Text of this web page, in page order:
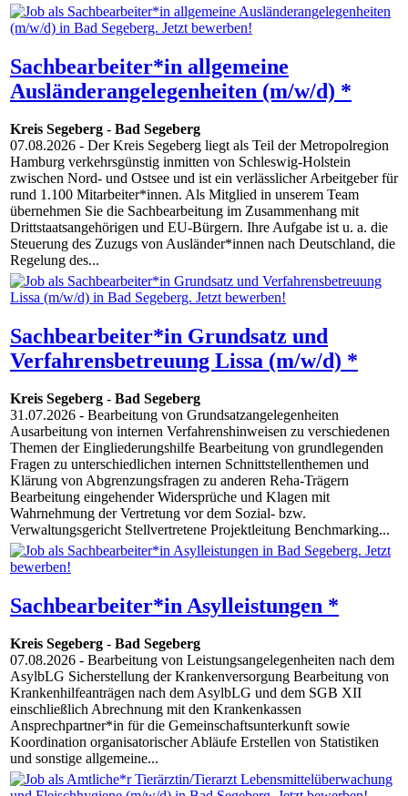
Sachbearbeiter*in allgemeine
Ausländerangelegenheiten (m/w/d) *
Kreis Segeberg - Bad Segeberg
07.08.2026 - Der Kreis Segeberg liegt als Teil der Metropolregion
Hamburg verkehrsgünstig inmitten von Schleswig-Holstein
zwischen Nord- und Ostsee und ist ein verlässlicher Arbeitgeber für
rund 1.100 Mitarbeiter*innen. Als Mitglied in unserem Team
übernehmen Sie die Sachbearbeitung im Zusammenhang mit
Drittstaatsangehörigen und EU-Bürgern. Ihre Aufgabe ist u. a. die
Steuerung des Zuzugs von Ausländer*innen nach Deutschland, die
Regelung des...
Sachbearbeiter*in Grundsatz und
Verfahrensbetreuung Lissa (m/w/d) *
Kreis Segeberg - Bad Segeberg
31.07.2026 - Bearbeitung von Grundsatzangelegenheiten
Ausarbeitung von internen Verfahrenshinweisen zu verschiedenen
Themen der Eingliederungshilfe Bearbeitung von grundlegenden
Fragen zu unterschiedlichen internen Schnittstellenthemen und
Klärung von Abgrenzungsfragen zu anderen Reha-Trägern
Bearbeitung eingehender Widersprüche und Klagen mit
Wahrnehmung der Vertretung vor dem Sozial- bzw.
Verwaltungsgericht Stellvertretene Projektleitung Benchmarking...
Sachbearbeiter*in Asylleistungen *
Kreis Segeberg - Bad Segeberg
07.08.2026 - Bearbeitung von Leistungsangelegenheiten nach dem
AsylbLG Sicherstellung der Krankenversorgung Bearbeitung von
Krankenhilfeanträgen nach dem AsylbLG und dem SGB XII
einschließlich Abrechnung mit den Krankenkassen
Ansprechpartner*in für die Gemeinschaftsunterkunft sowie
Koordination organisatorischer Abläufe Erstellen von Statistiken
und sonstige allgemeine...